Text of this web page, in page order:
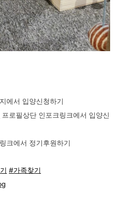
에서 입양신청하기
프로필상단 인포크링크에서 입양신
크에서 정기후원하기
#가족찾기